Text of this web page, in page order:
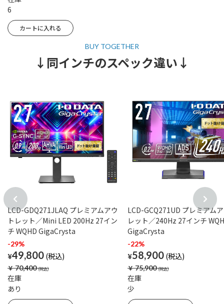
6
↓同インチのスペック違い↓
LCD-GDQ271JLAQ プレミアムアウ
トレット／Mini LED 200Hz 27イン
チ WQHD GigaCrysta
-29%
¥49,800
￥70,400
在庫
あり
LCD-GCQ271UD プレミアム
レット／240Hz 27インチ
GigaCrysta
-22%
¥58,900
￥75,900
在庫
少